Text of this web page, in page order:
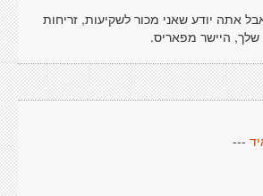
אתה יודע שאני מכור לשקיעות, זריחות
שלך, היישר מפאריס.
---